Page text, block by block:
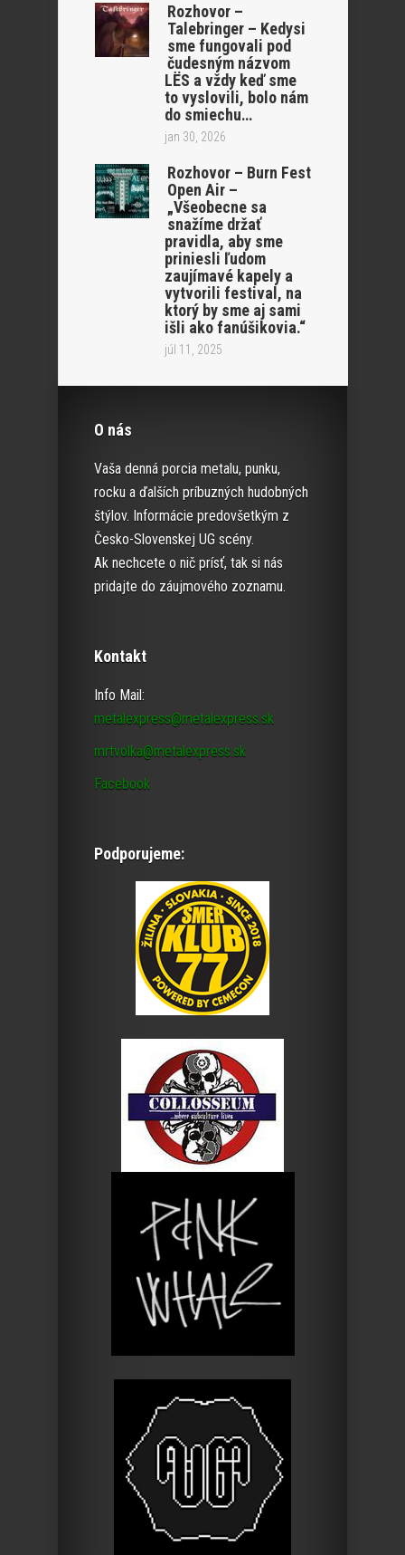
Rozhovor –
Talebringer – Kedysi
sme fungovali pod
čudesným názvom
LËS a vždy keď sme
to vyslovili, bolo nám
do smiechu…
jan 30, 2026
Rozhovor – Burn Fest
Open Air –
„Všeobecne sa
snažíme držať
pravidla, aby sme
priniesli ľudom
zaujímavé kapely a
vytvorili festival, na
ktorý by sme aj sami
išli ako fanúšikovia.“
júl 11, 2025
O nás
Vaša denná porcia metalu, punku,
rocku a ďalších príbuzných hudobných
štýlov. Informácie predovšetkým z
Česko-Slovenskej UG scény.
Ak nechcete o nič prísť, tak si nás
pridajte do záujmového zoznamu.
Kontakt
Info Mail:
metalexpress@metalexpress.sk
mrtvolka@metalexpress.sk
Facebook
Podporujeme: